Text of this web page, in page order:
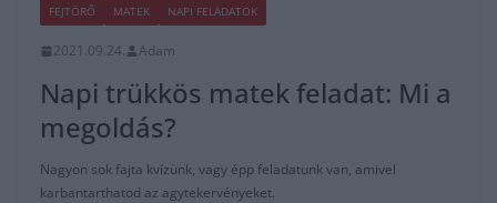
FEJTÖRŐ MATEK NAPI FELADATOK
2021.09.24. Adam
Napi trükkös matek feladat: Mi a
megoldás?
Nagyon sok fajta kvízünk, vagy épp feladatunk van, amivel
karbantarthatod az agytekervényeket.